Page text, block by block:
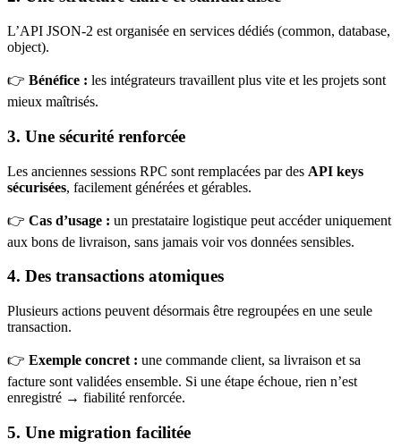
L’API JSON-2 est organisée en services dédiés (common, database,
object).
👉 Bénéfice : les intégrateurs travaillent plus vite et les projets sont
mieux maîtrisés.
3. Une sécurité renforcée
Les anciennes sessions RPC sont remplacées par des API keys
sécurisées, facilement générées et gérables.
👉 Cas d’usage : un prestataire logistique peut accéder uniquement
aux bons de livraison, sans jamais voir vos données sensibles.
4. Des transactions atomiques
Plusieurs actions peuvent désormais être regroupées en une seule
transaction.
👉 Exemple concret : une commande client, sa livraison et sa
facture sont validées ensemble. Si une étape échoue, rien n’est
enregistré → fiabilité renforcée.
5. Une migration facilitée